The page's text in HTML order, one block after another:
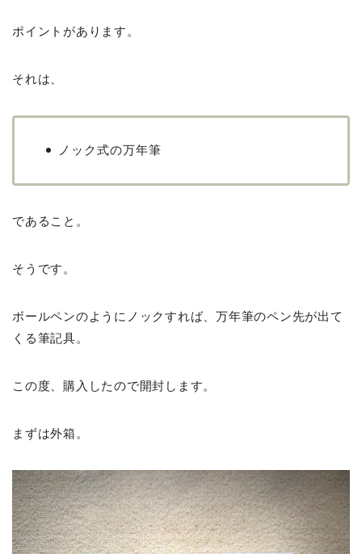
ポイントがあります。
それは、
ノック式の万年筆
であること。
そうです。
ボールペンのようにノックすれば、万年筆のペン先が出て
くる筆記具。
この度、購入したので開封します。
まずは外箱。